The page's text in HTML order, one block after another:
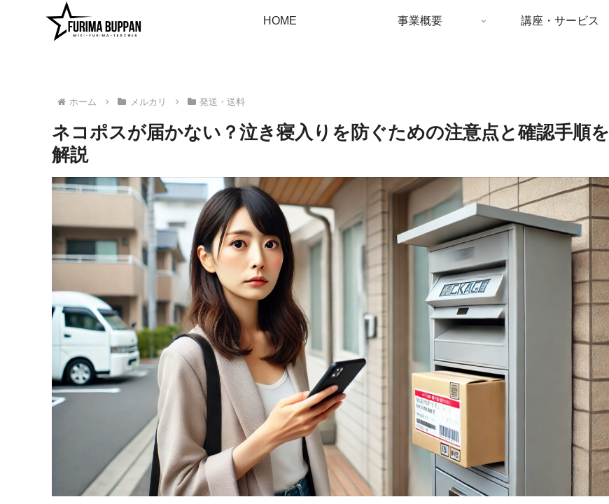
HOME 事業概要 講座・サービス
ホーム メルカリ 発送・送料
ネコポスが届かない？泣き寝入りを防ぐための注意点と確認手順を
解説